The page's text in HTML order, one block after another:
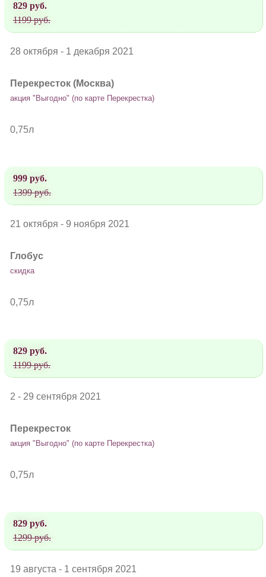
829 руб.
1199 руб.
28 октября - 1 декабря 2021
Перекресток (Москва)
акция "Выгодно" (по карте Перекрестка)
0,75л
999 руб.
1399 руб.
21 октября - 9 ноября 2021
Глобус
скидка
0,75л
829 руб.
1199 руб.
2 - 29 сентября 2021
Перекресток
акция "Выгодно" (по карте Перекрестка)
0,75л
829 руб.
1299 руб.
19 августа - 1 сентября 2021